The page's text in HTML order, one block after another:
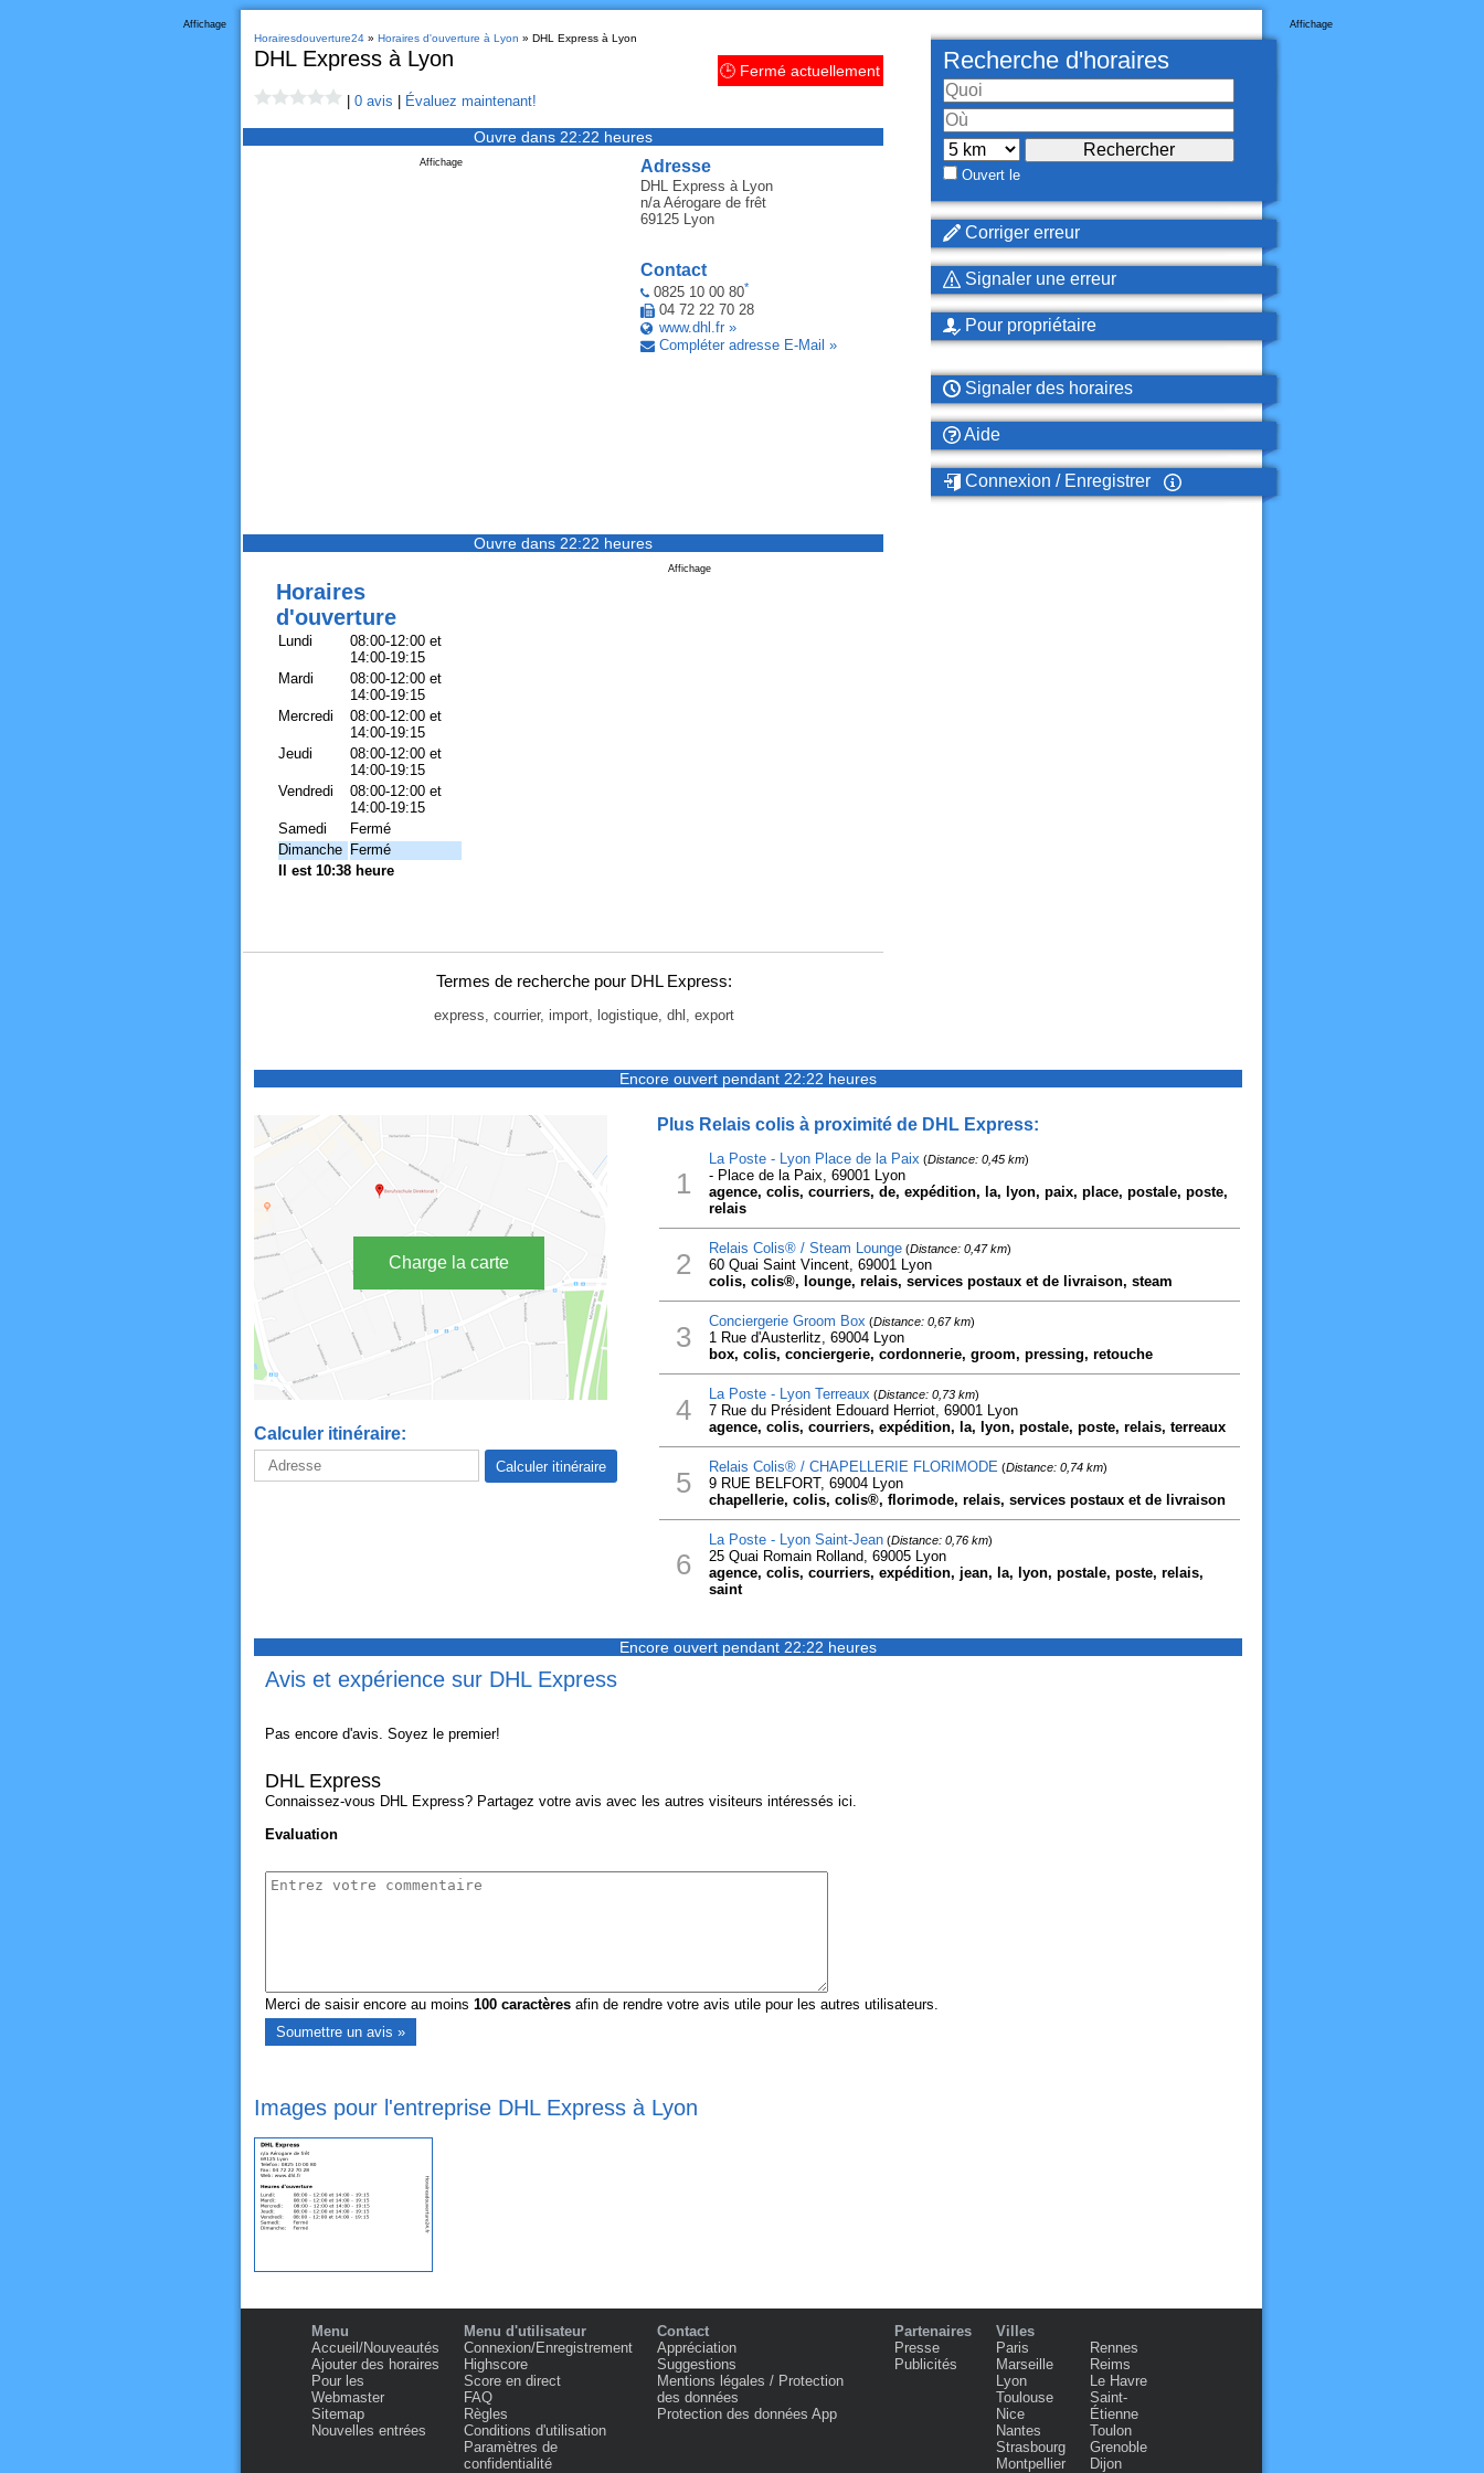
Affichage
Horairesdouverture24» Horaires d'ouverture à Lyon » DHL Express à Lyon
DHL Express à Lyon 🕒 Fermé actuellement
0 avis Évaluez maintenant!
Ouvre dans 22:22 heures
Adresse
DHL Express à Lyon
n/a Aérogare de frêt
69125 Lyon
Contact
0825 10 00 80*
04 72 22 70 28
www.dhl.fr »
Compléter adresse E-Mail »
Affichage
Ouvre dans 22:22 heures
Affichage
Horaires
d'ouverture
Lundi
08:00-12:00 et
14:00-19:15
Mardi
08:00-12:00 et
14:00-19:15
Mercredi
08:00-12:00 et
14:00-19:15
Jeudi
08:00-12:00 et
14:00-19:15
Vendredi
08:00-12:00 et
14:00-19:15
Samedi
Fermé
Dimanche
Fermé
Il est 10:38 heure
Termes de recherche pour DHL Express:
express, courrier, import, logistique, dhl, export
Affichage
Recherche d'horaires
Ouvert le
Corriger erreur
Signaler une erreur
Pour propriétaire
Signaler des horaires
Aide
Connexion / Enregistrer
Encore ouvert pendant 22:22 heures
Charge la carte
Calculer itinéraire:
Plus Relais colis à proximité de DHL Express:
1
La Poste - Lyon Place de la Paix (Distance: 0,45 km)
- Place de la Paix, 69001 Lyon
agence, colis, courriers, de, expédition, la, lyon, paix, place, postale, poste,
relais
2 Relais Colis® / Steam Lounge(Distance: 0,47 km)
60 Quai Saint Vincent, 69001 Lyon
colis, colis®, lounge, relais, services postaux et de livraison, steam
3 Conciergerie Groom Box (Distance: 0,67 km)
1 Rue d'Austerlitz, 69004 Lyon
box, colis, conciergerie, cordonnerie, groom, pressing, retouche
4 La Poste - Lyon Terreaux (Distance: 0,73 km)
7 Rue du Président Edouard Herriot, 69001 Lyon
agence, colis, courriers, expédition, la, lyon, postale, poste, relais, terreaux
5 Relais Colis® / CHAPELLERIE FLORIMODE (Distance: 0,74 km)
9 RUE BELFORT, 69004 Lyon
chapellerie, colis, colis®, florimode, relais, services postaux et de livraison
6
La Poste - Lyon Saint-Jean(Distance: 0,76 km)
25 Quai Romain Rolland, 69005 Lyon
agence, colis, courriers, expédition, jean, la, lyon, postale, poste, relais,
saint
Encore ouvert pendant 22:22 heures
Avis et expérience sur DHL Express
Pas encore d'avis. Soyez le premier!
DHL Express
Connaissez-vous DHL Express? Partagez votre avis avec les autres visiteurs intéressés ici.
Evaluation
Merci de saisir encore au moins 100caractèresafin de rendre votre avis utile pour les autres utilisateurs.
Images pour l'entreprise DHL Express à Lyon
Menu
Accueil/Nouveautés
Ajouter des horaires
Pour les
Webmaster
Sitemap
Nouvelles entrées
Menu d'utilisateur
Connexion/Enregistrement
Highscore
Score en direct
FAQ
Règles
Conditions d'utilisation
Paramètres de
confidentialité
Contact
Appréciation
Suggestions
Mentions légales / Protection
des données
Protection des données App
Partenaires
Presse
Publicités
Villes
Paris
Marseille
Lyon
Toulouse
Nice
Nantes
Strasbourg
Montpellier
Rennes
Reims
Le Havre
Saint-
Étienne
Toulon
Grenoble
Dijon